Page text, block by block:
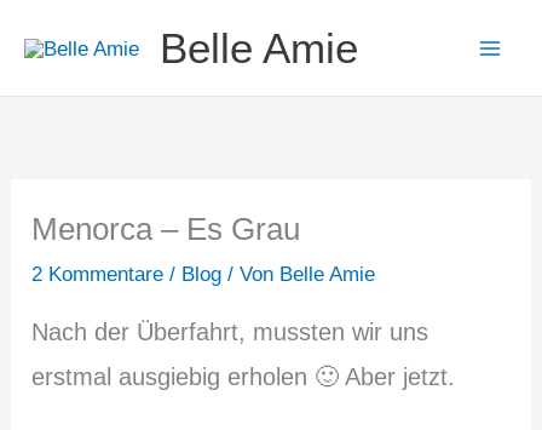
Inhalt
springen
Belle Amie
Menorca – Es Grau
2 Kommentare / Blog / Von Belle Amie
Nach der Überfahrt, mussten wir uns
erstmal ausgiebig erholen 🙂 Aber jetzt.